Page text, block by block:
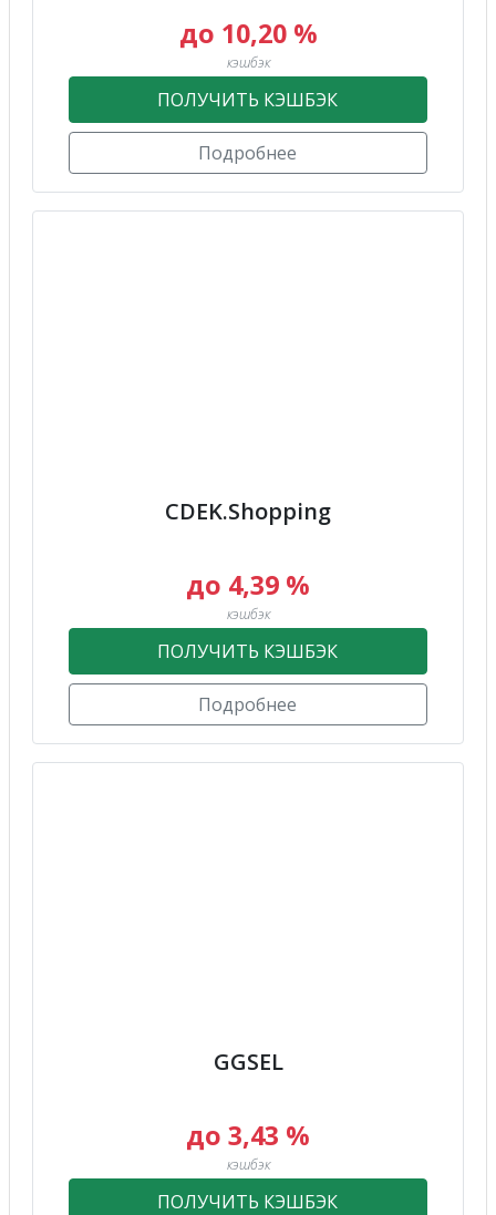
до 10,20 %
кэшбэк
ПОЛУЧИТЬ КЭШБЭК
Подробнее
CDEK.Shopping
до 4,39 %
кэшбэк
ПОЛУЧИТЬ КЭШБЭК
Подробнее
GGSEL
до 3,43 %
кэшбэк
ПОЛУЧИТЬ КЭШБЭК